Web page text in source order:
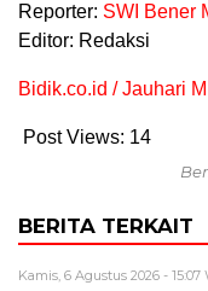
Reporter: SWI Bener
Editor: Redaksi
Bidik.co.id / Jauhari
Post Views: 14
BERITA TERKAIT
Kamis, 6 Agustus 2026 - 15:07